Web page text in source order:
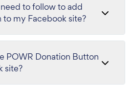
to follow to add
my Facebook site?
POWR Donation Button
site?